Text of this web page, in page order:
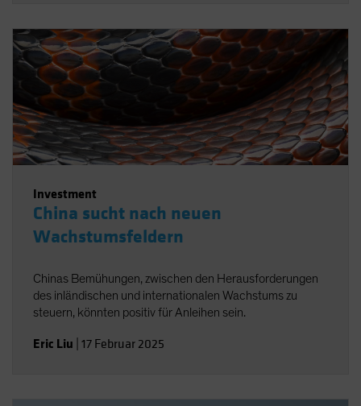
Investment
China sucht nach neuen
Wachstumsfeldern
Chinas Bemühungen, zwischen den Herausforderungen
des inländischen und internationalen Wachstums zu
steuern, könnten positiv für Anleihen sein.
Eric Liu 17 Februar 2025